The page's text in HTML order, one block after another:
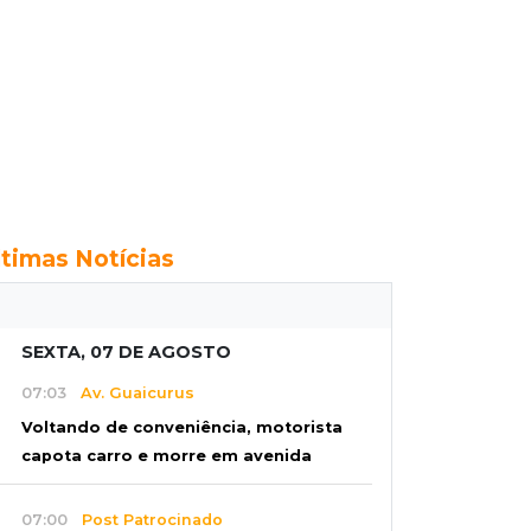
Notícias
SEXTA, 07 DE AGOSTO
07:03 Av. Guaicurus
Voltando de conveniência, motorista
capota carro e morre em avenida
07:00 Post Patrocinado